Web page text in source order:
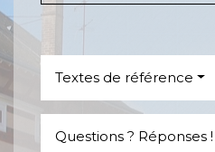
Textes de référence
Questions ? Réponses !